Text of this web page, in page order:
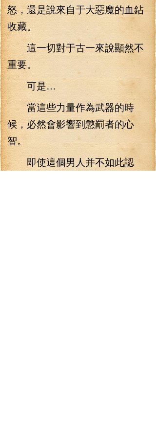
怒，還是說來自于大惡魔的血鉆
收藏。
這一切對于古一來說顯然不
重要。
可是…
當這些力量作為武器的時
候，必然會影響到懲罰者的心
智。
即使這個男人并不如此認